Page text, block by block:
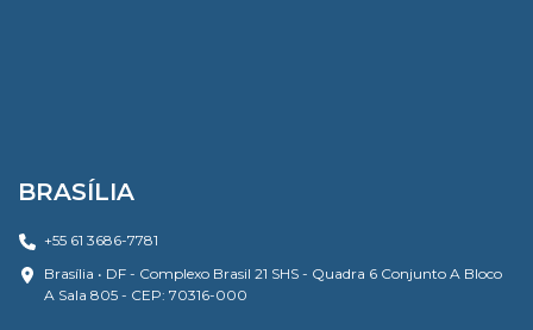
BRASÍLIA
+55 61 3686-7781
Brasília • DF - Complexo Brasil 21 SHS - Quadra 6 Conjunto A Bloco
A Sala 805 - CEP: 70316-000